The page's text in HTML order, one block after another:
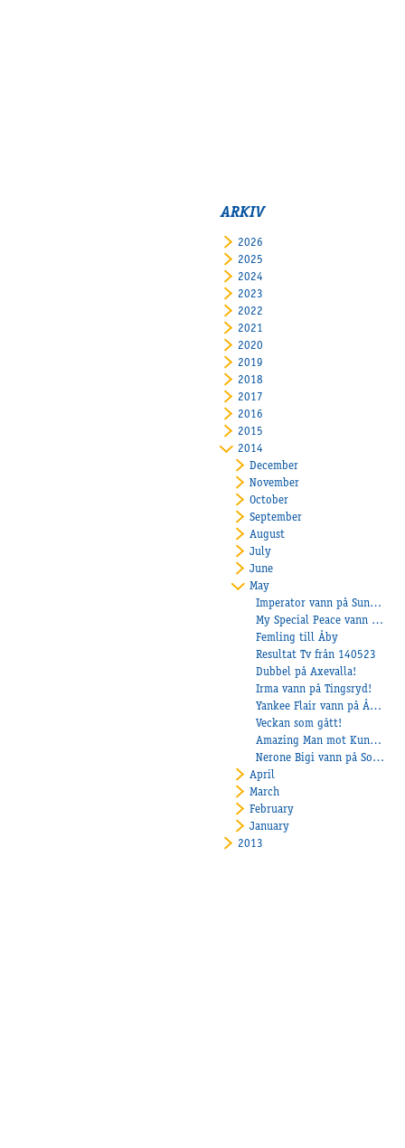
ARKIV
2026
2025
2024
2023
2022
2021
2020
2019
2018
2017
2016
2015
2014
December
November
October
September
August
July
June
May
Imperator vann på Sundbyholm
My Special Peace vann på Årjäng!
Femling till Åby
Resultat Tv från 140523
Dubbel på Axevalla!
Irma vann på Tingsryd!
Yankee Flair vann på Åmål!
Veckan som gått!
Amazing Man mot Kungapokalen
Nerone Bigi vann på Solvalla!
April
March
February
January
2013